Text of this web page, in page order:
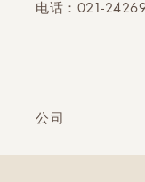
电话：021-
公司